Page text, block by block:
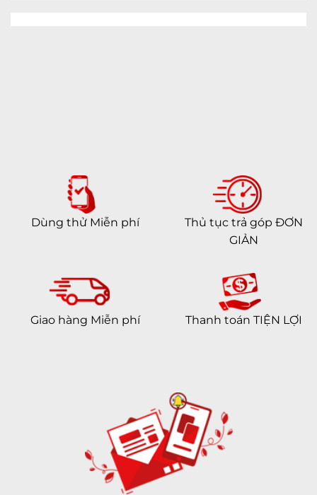
Dùng thử Miễn phí
Thủ tục trả góp ĐƠN
GIẢN
Giao hàng Miễn phí Thanh toán TIỆN LỢI